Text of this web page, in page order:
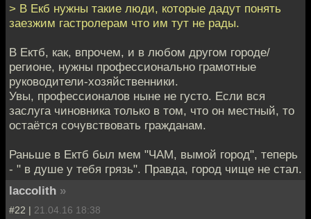
> В Екб нужны такие люди, которые дадут понять
заезжим гастролерам что им тут не рады.
В Ектб, как, впрочем, и в любом другом городе/
регионе, нужны профессионально грамотные
руководители-хозяйственники.
Увы, профессионалов ныне не густо. Если вся
заслуга чиновника только в том, что он местный, то
остаётся сочувствовать гражданам.
Раньше в Ектб был мем "ЧАМ, вымой город", теперь
- " в душе у тебя грязь". Правда, город чище не стал.
laccolith »
#22 | 21.04.16 18:38